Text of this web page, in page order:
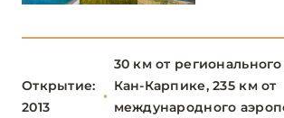
L'Hôtel du Golf Deauville
Le Normandy Deauville
Le Royal Deauville
Открытие:
2013
30 км от
Кан-Карпике, 235 км от
международного